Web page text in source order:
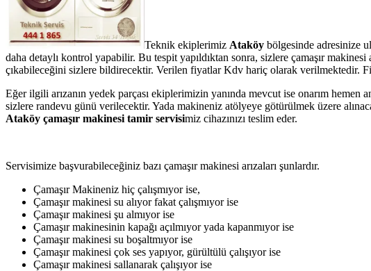
Teknik ekiplerimiz Ataköy bölgesinde adresinize
daha detaylı kontrol yapabilir. Bu tespit yapıldıktan sonra, sizlere çamaşır
çıkabileceğini sizlere bildirecektir. Verilen fiyatlar Kdv hariç olarak verilmektedir.
Eğer ilgili arızanın yedek parçası ekiplerimizin yanında mevcut ise onarım hemen
sizlere randevu günü verilecektir. Yada makineniz atölyeye götürülmek üzere
Ataköy çamaşır makinesi tamir servisimiz cihazınızı teslim eder.
Servisimize başvurabileceğiniz bazı çamaşır makinesi arızaları şunlardır.
Çamaşır Makineniz hiç çalışmıyor ise,
Çamaşır makinesi su alıyor fakat çalışmıyor ise
Çamaşır makinesi şu almıyor ise
Çamaşır makinesinin kapağı açılmıyor yada kapanmıyor ise
Çamaşır makinesi su boşaltmıyor ise
Çamaşır makinesi çok ses yapıyor, gürültülü çalışıyor ise
Çamaşır makinesi sallanarak çalışıyor ise